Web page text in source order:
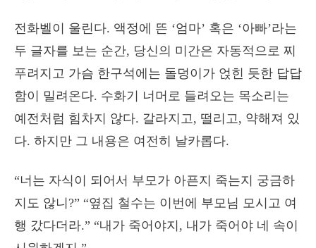
전화벨이 울린다. 액정에 뜬 ‘엄마’ 혹은 ‘아빠’라는
두 글자를 보는 순간, 당신의 미간은 자동적으로 찌
푸려지고 가슴 한구석에는 돌덩이가 얹힌 듯한 답답
함이 밀려온다. 수화기 너머로 들려오는 목소리는
예전처럼 힘차지 않다. 갈라지고, 떨리고, 약해져 있
다. 하지만 그 내용은 여전히 날카롭다.
“너는 자식이 되어서 부모가 아픈지 죽는지 궁금하
지도 않니?” “옆집 철수는 이번에 부모님 모시고 여
행 갔다더라.” “내가 죽어야지, 내가 죽어야 네 속이